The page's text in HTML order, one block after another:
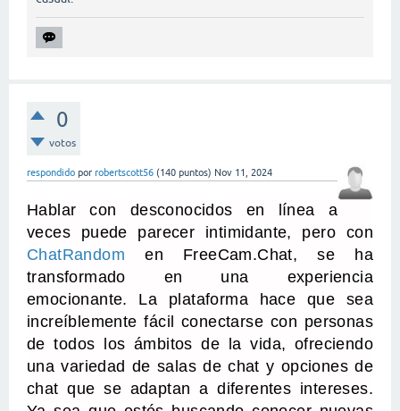
0
votos
respondido por robertscott56 (140 puntos) Nov 11, 2024
Hablar con desconocidos en línea a
veces puede parecer intimidante, pero con
ChatRandom en FreeCam.Chat, se ha
transformado en una experiencia
emocionante. La plataforma hace que sea
increíblemente fácil conectarse con personas
de todos los ámbitos de la vida, ofreciendo
una variedad de salas de chat y opciones de
chat que se adaptan a diferentes intereses.